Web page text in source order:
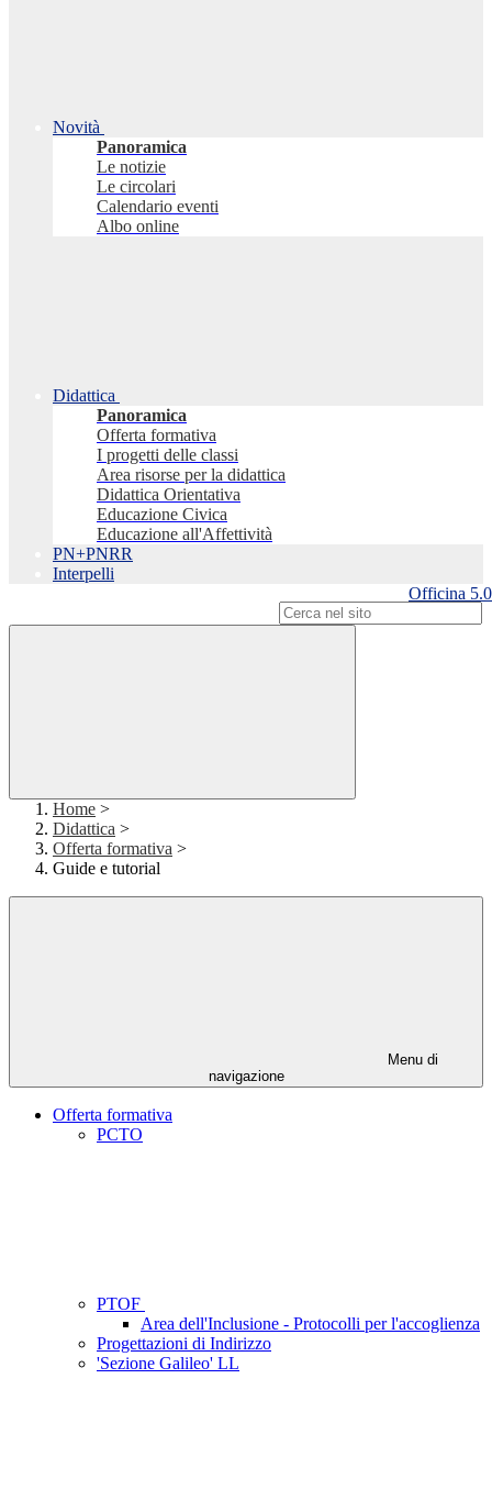
Novità
Panoramica
Le notizie
Le circolari
Calendario eventi
Albo online
Didattica
Panoramica
Offerta formativa
I progetti delle classi
Area risorse per la didattica
Didattica Orientativa
Educazione Civica
Educazione all'Affettività
PN+PNRR
Interpelli
Officina 5.0
Home >
Didattica >
Offerta formativa >
Guide e tutorial
Menu di
navigazione
Offerta formativa
PCTO
PTOF
Area dell'Inclusione - Protocolli per l'accoglienza
Progettazioni di Indirizzo
'Sezione Galileo' LL